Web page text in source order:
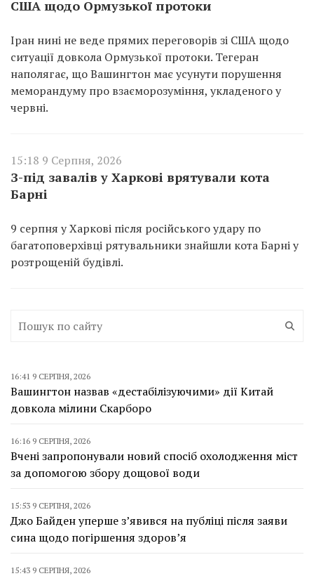
США щодо Ормузької протоки
Іран нині не веде прямих переговорів зі США щодо
ситуації довкола Ормузької протоки. Тегеран
наполягає, що Вашингтон має усунути порушення
меморандуму про взаєморозуміння, укладеного у
червні.
15:18 9 Серпня, 2026
З-під завалів у Харкові врятували кота
Барні
9 серпня у Харкові після російського удару по
багатоповерхівці рятувальники знайшли кота Барні у
розтрощеній будівлі.
16:41 9 СЕРПНЯ, 2026
Вашингтон назвав «дестабілізуючими» дії Китай
довкола мілини Скарборо
16:16 9 СЕРПНЯ, 2026
Вчені запропонували новий спосіб охолодження міст
за допомогою збору дощової води
15:53 9 СЕРПНЯ, 2026
Джо Байден уперше з’явився на публіці після заяви
сина щодо погіршення здоров’я
15:43 9 СЕРПНЯ, 2026